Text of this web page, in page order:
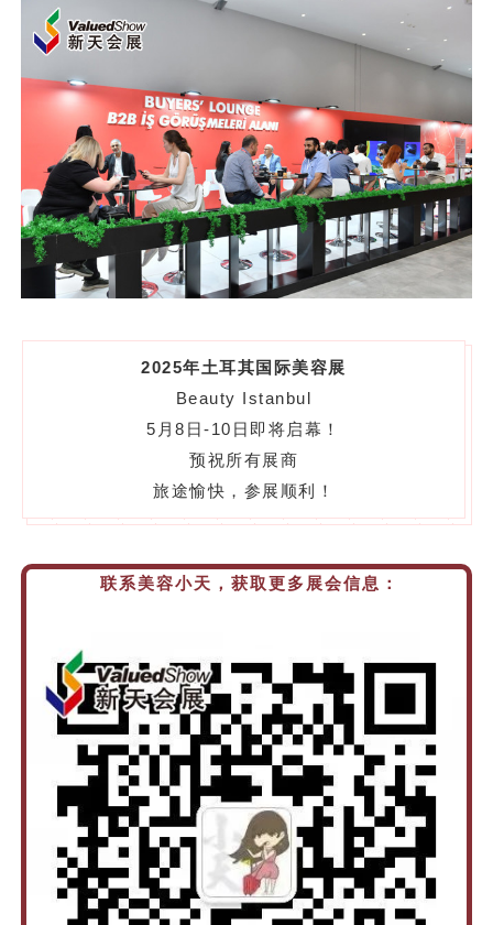
2025年土耳其国际美容展
Beauty Istanbul
5月8日-10日即将启幕！
预祝所有展商
旅途愉快，参展顺利！
联系美容小天，获取更多展会信息：